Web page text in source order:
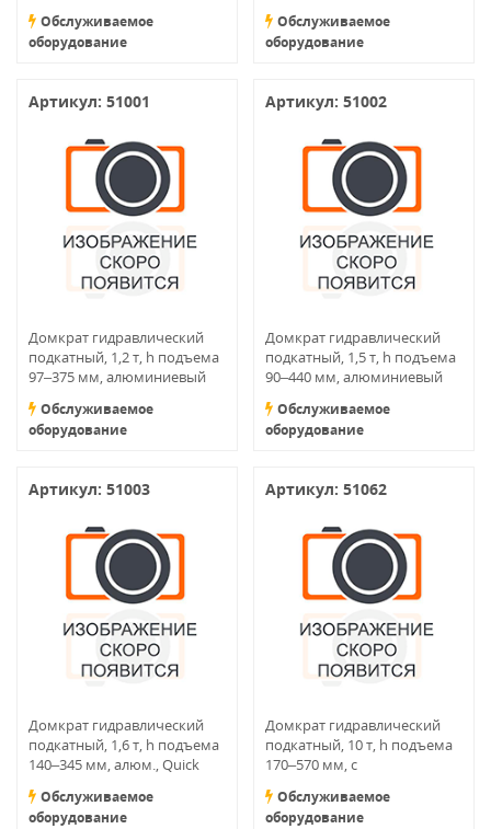
привод
Обслуживаемое
оборудование
Обслуживаемое
оборудование
Артикул: 51001
Домкрат гидравлический
подкатный, 1,2 т, h подъема
97–375 мм, алюминиевый
Обслуживаемое
оборудование
Артикул: 51002
Домкрат гидравлический
подкатный, 1,5 т, h подъема
90–440 мм, алюминиевый
Обслуживаемое
оборудование
Артикул: 51003
Домкрат гидравлический
подкатный, 1,6 т, h подъема
140–345 мм, алюм., Quick
Обслуживаемое
оборудование
Артикул: 51062
Домкрат гидравлический
подкатный, 10 т, h подъема
170–570 мм, с
подъема
Обслуживаемое
оборудование